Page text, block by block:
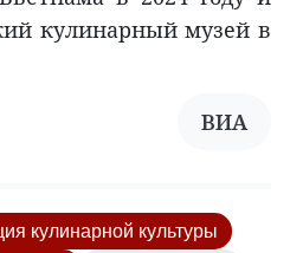
кулинарный музей в
ВИА
кулинарной культуры